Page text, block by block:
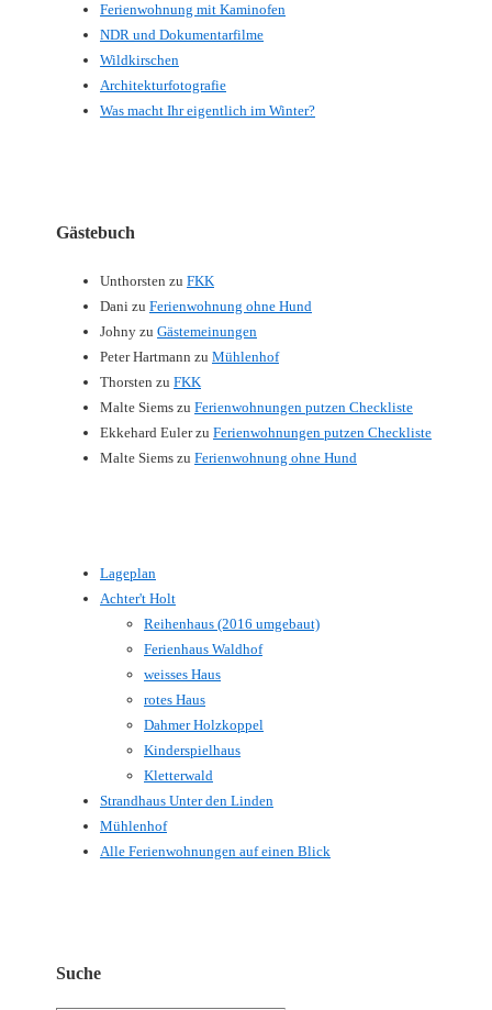
Ferienwohnung mit Kaminofen
NDR und Dokumentarfilme
Wildkirschen
Architekturfotografie
Was macht Ihr eigentlich im Winter?
Gästebuch
Unthorsten zu FKK
Dani zu Ferienwohnung ohne Hund
Johny zu Gästemeinungen
Peter Hartmann zu Mühlenhof
Thorsten zu FKK
Malte Siems zu Ferienwohnungen putzen Checkliste
Ekkehard Eulerzu Ferienwohnungen putzen Checkliste
Malte Siems zu Ferienwohnung ohne Hund
Lageplan
Achter't Holt
Reihenhaus (2016 umgebaut)
Ferienhaus Waldhof
weisses Haus
rotes Haus
Dahmer Holzkoppel
Kinderspielhaus
Kletterwald
Strandhaus Unter den Linden
Mühlenhof
Alle Ferienwohnungen auf einen Blick
Suche